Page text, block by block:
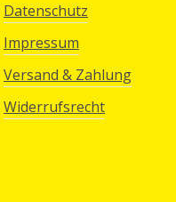
Datenschutz
Impressum
Versand & Zahlung
Widerrufsrecht